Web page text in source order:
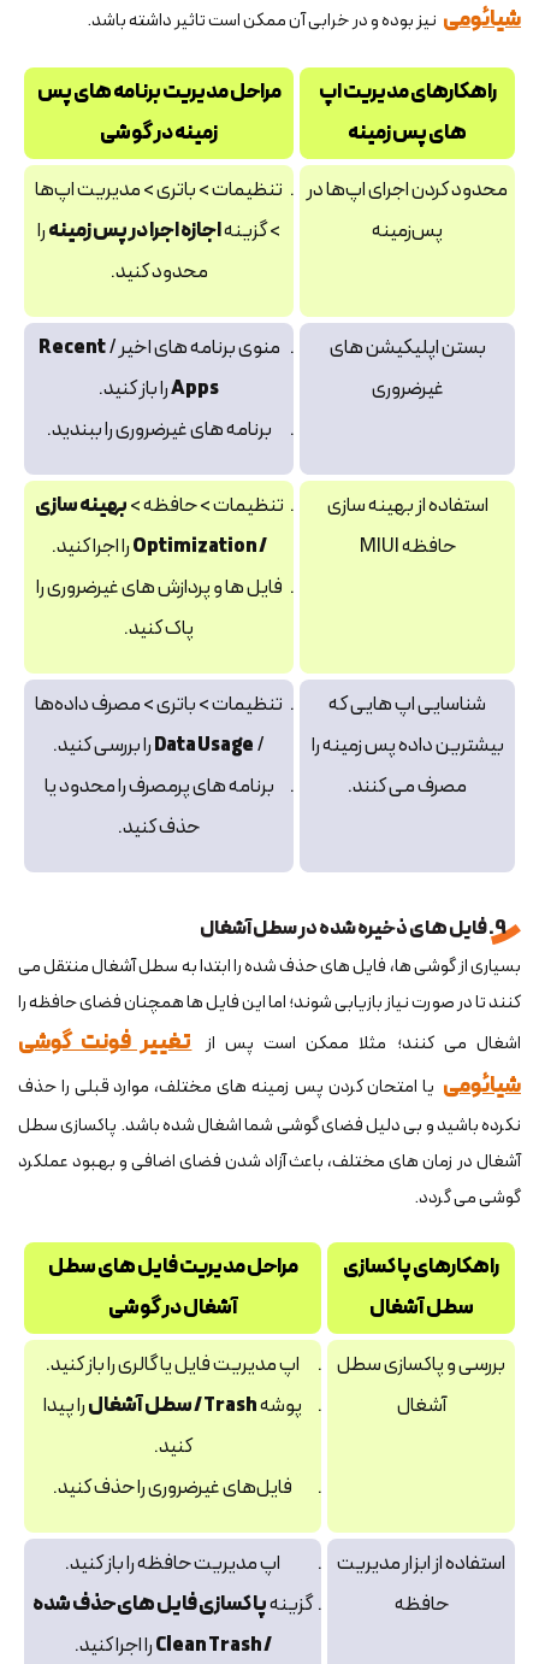
شیائومی نیز بوده و در خرابی آن ممکن است تاثیر داشته باشد.
راهکارهای مدیریت اپ
های پس زمینه
مراحل مدیریت برنامه های پس
زمینه در گوشی
محدود کردن اجرای اپ‌ها در
پس‌زمینه
تنظیمات > باتری > مدیریت اپ‌ها
> گزینهاجازه اجرا در پس‌ زمینهرا
محدود کنید.
بستن اپلیکیشن‌ های
غیرضروری
منوی برنامه‌ های اخیر /Recent
Appsرا باز کنید.
برنامه‌ های غیرضروری را ببندید.
استفاده از بهینه‌ سازی
حافظه MIUI
تنظیمات > حافظه >بهینه‌ سازی
/ Optimization
را اجرا کنید.
فایل‌ ها و پردازش‌ های غیرضروری را
پاک کنید.
شناسایی اپ‌ هایی که
بیشترین داده پس‌ زمینه را
مصرف می‌ کنند.
تنظیمات > باتری > مصرف داده‌ها
/
Data Usageرا بررسی کنید.
برنامه‌ های پرمصرف را محدود یا
حذف کنید.
9. فایل های ذخیره شده در سطل آشغال
بسیاری از گوشی ها، فایل های حذف شده را ابتدا به سطل آشغال منتقل می
کنند تا در صورت نیاز بازیابی شوند؛ اما این فایل ها همچنان فضای حافظه را
اشغال می کنند؛ مثلا ممکن است پس از تغییر فونت گوشی
شیائومی یا امتحان کردن پس زمینه های مختلف، موارد قبلی را حذف
نکرده باشید و بی دلیل فضای گوشی شما اشغال شده باشد. پاکسازی سطل
آشغال در زمان های مختلف، باعث آزاد شدن فضای اضافی و بهبود عملکرد
گوشی می گردد.
راهکارهای پاکسازی
سطل آشغال
مراحل مدیریت فایل های سطل
آشغال در گوشی
بررسی و پاکسازی سطل
آشغال
اپ مدیریت فایل یا گالری را باز کنید.
پوشهTrash / سطل آشغال
را پیدا
کنید.
فایل‌های غیرضروری را حذف کنید.
استفاده از ابزار مدیریت
حافظه
اپ مدیریت حافظه را باز کنید.
گزینهپاکسازی فایل‌ های حذف شده
/ Clean Trash
را اجرا کنید.